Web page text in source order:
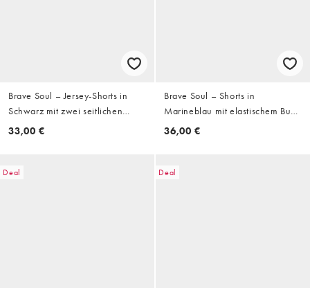
Brave Soul – Jersey-Shorts in
Schwarz mit zwei seitlichen
Streifen
33,00 €
Brave Soul – Shorts in
Marineblau mit elastischem Bund
und aufgesetzten Taschen
36,00 €
Deal Deal